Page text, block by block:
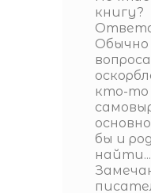
книгу?
Обычно
кто-то
бы и
найти...